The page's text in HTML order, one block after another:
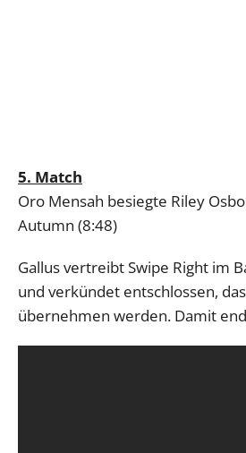
5. Match
Oro Mensah besiegte Riley
Autumn (8:48)
Gallus vertreibt Swipe Right im
und verkündet entschlossen,
übernehmen werden. Damit